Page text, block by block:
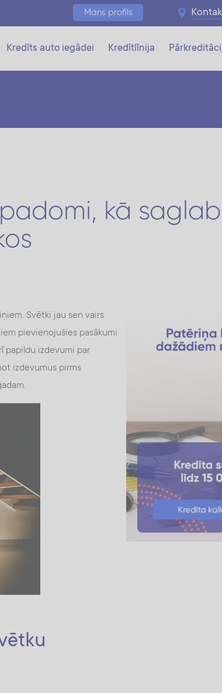
Mans profils
Kredīts auto iegādei Kredītlīnija
kā
Svētki jau sen vairs
pievienojušies pasākumi
papildu izdevumi par
izdevumus pirms